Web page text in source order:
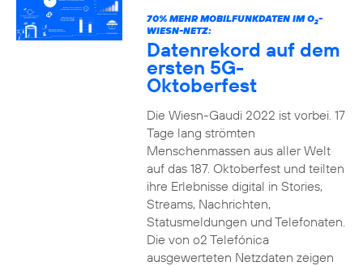
70% MEHR MOBILFUNKDATEN IM O2-
WIESN-NETZ:
Datenrekord auf dem
ersten 5G-
Oktoberfest
Die Wiesn-Gaudi 2022 ist vorbei. 17
Tage lang strömten
Menschenmassen aus aller Welt
auf das 187. Oktoberfest und teilten
ihre Erlebnisse digital in Stories,
Streams, Nachrichten,
Statusmeldungen und Telefonaten.
Die von o2 Telefónica
ausgewerteten Netzdaten zeigen